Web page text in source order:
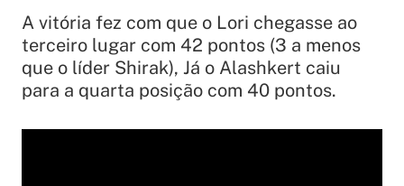
A vitória fez com que o Lori chegasse ao
terceiro lugar com 42 pontos (3 a menos
que o líder Shirak), Já o Alashkert caiu
para a quarta posição com 40 pontos.